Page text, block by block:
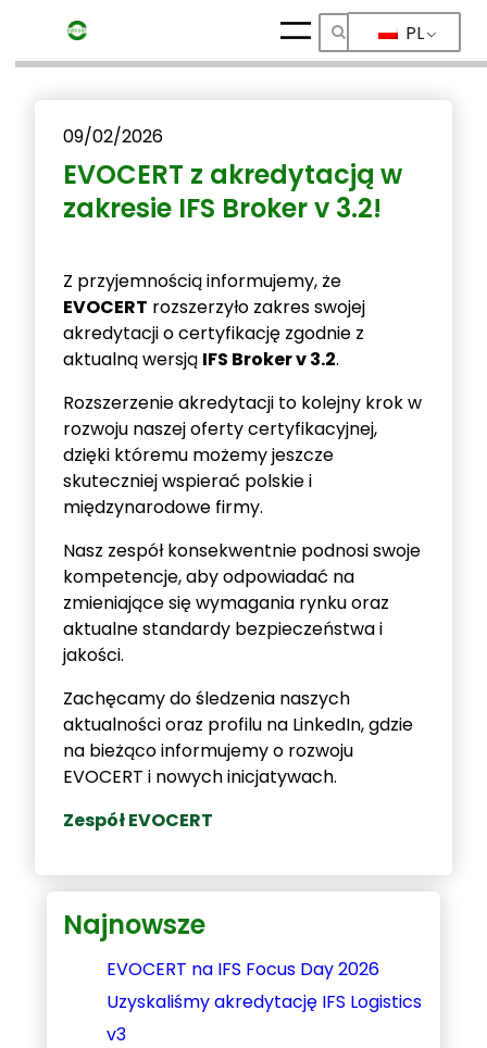
Przejdź
PL
09/02/2026
EVOCERT z akredytacją w
zakresie IFS Broker v 3.2!
Z przyjemnością informujemy, że
EVOCERT rozszerzyło zakres swojej
akredytacji o certyfikację zgodnie z
aktualną wersją IFS Broker v 3.2.
Rozszerzenie akredytacji to kolejny krok w
rozwoju naszej oferty certyfikacyjnej,
dzięki któremu możemy jeszcze
skuteczniej wspierać polskie i
międzynarodowe firmy.
Nasz zespół konsekwentnie podnosi swoje
kompetencje, aby odpowiadać na
zmieniające się wymagania rynku oraz
aktualne standardy bezpieczeństwa i
jakości.
Zachęcamy do śledzenia naszych
aktualności oraz profilu na LinkedIn, gdzie
na bieżąco informujemy o rozwoju
EVOCERT i nowych inicjatywach.
Zespół EVOCERT
Najnowsze
EVOCERT na IFS Focus Day 2026
Uzyskaliśmy akredytację IFS Logistics
v3